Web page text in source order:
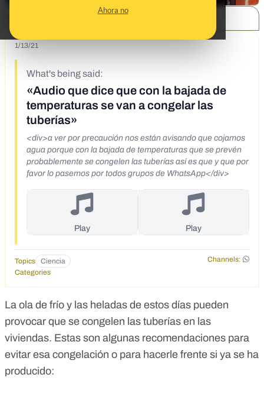
Ahora no
1/13/21
What's being said:
«Audio que dice que con la bajada de
temperaturas se van a congelar las
tuberías»
<div>a ver por precaución nos están avisando que cojamos
agua porque con la bajada de temperaturas que se prevén
probablemente se congelen las tuberías así es que y que por
favor lo pasemos por todos grupos de WhatsApp</div>
Play Play
Topics Ciencia
Channels:
Categories
La ola de frío y las heladas de estos días pueden
provocar que se congelen las tuberías en las
viviendas. Estas son algunas recomendaciones para
evitar esa congelación o para hacerle frente si ya se ha
producido: